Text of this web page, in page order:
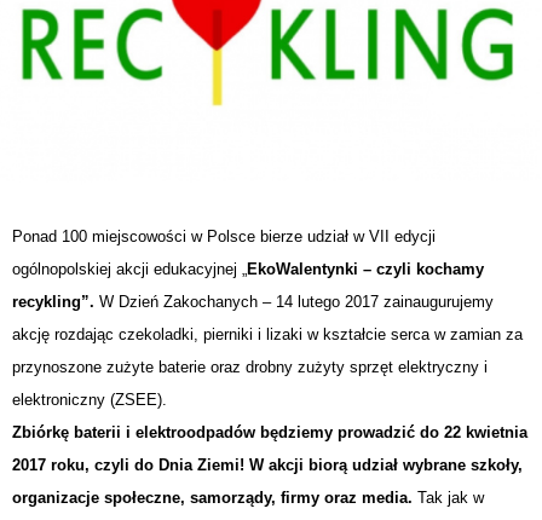
Ponad 100 miejscowości w Polsce bierze udział w VII edycji
ogólnopolskiej akcji edukacyjnej „EkoWalentynki – czyli kochamy
recykling”. W Dzień Zakochanych – 14 lutego 2017 zainaugurujemy
akcję rozdając czekoladki, pierniki i lizaki w kształcie serca w zamian za
przynoszone zużyte baterie oraz drobny zużyty sprzęt elektryczny i
elektroniczny (ZSEE).
Zbiórkę baterii i elektroodpadów będziemy prowadzić do 22 kwietnia
2017 roku, czyli do Dnia Ziemi! W akcji biorą udział wybrane szkoły,
organizacje społeczne, samorządy, firmy oraz media. Tak jak w